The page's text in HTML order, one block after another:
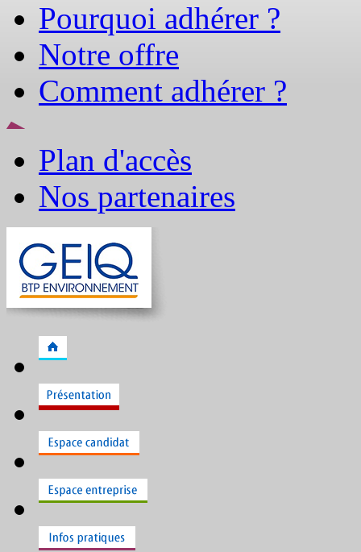
Pourquoi adhérer ?
Notre offre
Comment adhérer ?
Plan d'accès
Nos partenaires